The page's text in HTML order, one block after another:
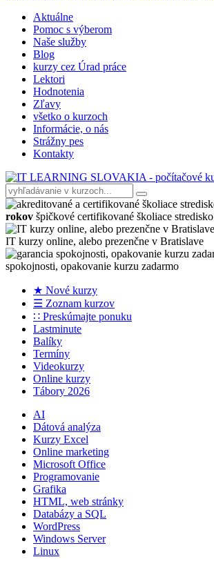
Aktuálne
Pomoc s výberom
Naše služby
Blog
kurzy cez Úrad práce
Lektori
Hodnotenia
Zľavy
všetko o kurzoch
Informácie, o nás
Strážny pes
Kontakty
rokov špičkové certifikované školiace stredisko
IT kurzy online, alebo prezenčne v Bratislave
spokojnosti, opakovanie kurzu zadarmo
★ Nové kurzy
☰ Zoznam kurzov
∷ Preskúmajte ponuku
Lastminute
Balíky
Termíny
Videokurzy
Online kurzy
Tábory 2026
AI
Dátová analýza
Kurzy Excel
Online marketing
Microsoft Office
Programovanie
Grafika
HTML, web stránky
Databázy a SQL
WordPress
Windows Server
Linux